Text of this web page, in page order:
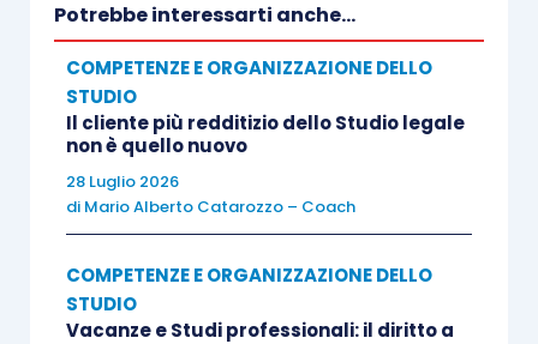
Potrebbe interessarti anche...
COMPETENZE E ORGANIZZAZIONE DELLO
STUDIO
Il cliente più redditizio dello Studio legale
non è quello nuovo
28 Luglio 2026
di Mario Alberto Catarozzo – Coach
COMPETENZE E ORGANIZZAZIONE DELLO
STUDIO
Vacanze e Studi professionali: il diritto a